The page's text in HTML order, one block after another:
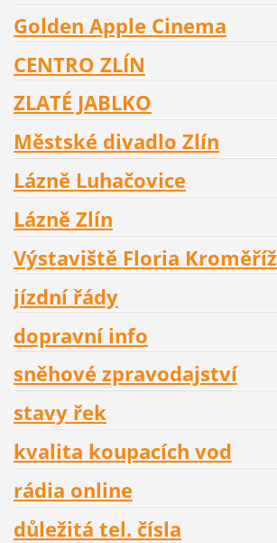
Golden Apple Cinema
CENTRO ZLÍN
ZLATÉ JABLKO
Městské divadlo Zlín
Lázně Luhačovice
Lázně Zlín
Výstaviště Floria Kroměříž
jízdní řády
dopravní info
sněhové zpravodajství
stavy řek
kvalita koupacích vod
rádia online
důležitá tel. čísla